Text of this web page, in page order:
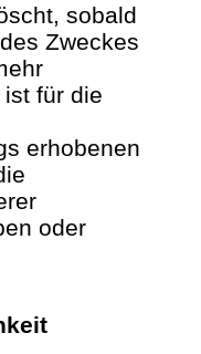
sobald
Zweckes
ist für die
erhobenen
oder